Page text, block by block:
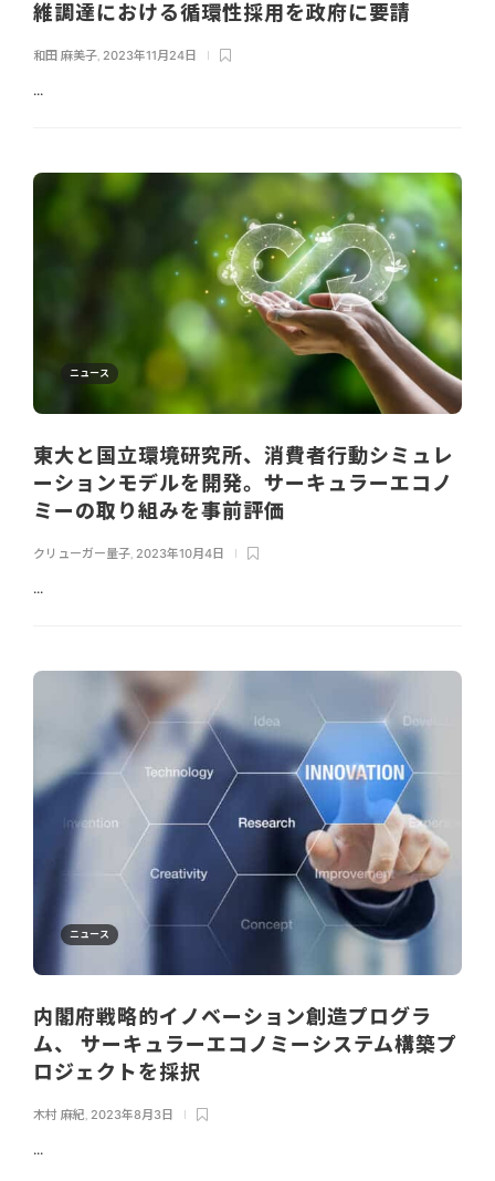
維調達における循環性採用を政府に要請
和田 麻美子 2023年11月24日
...
ニュース
東大と国立環境研究所、消費者行動シミュレ
ーションモデルを開発。サーキュラーエコノ
ミーの取り組みを事前評価
クリューガー量子, 2023年10月4日
...
ニュース
内閣府戦略的イノベーション創造プログラ
ム、 サーキュラーエコノミーシステム構築プ
ロジェクトを採択
木村 麻紀, 2023年8月3日
...